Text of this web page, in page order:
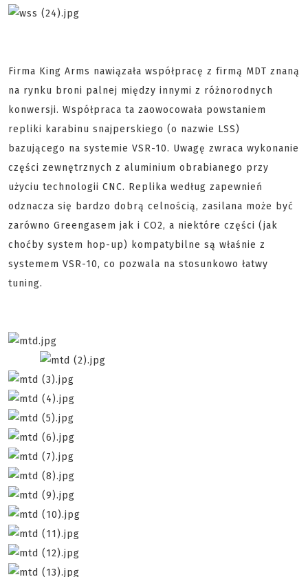
Firma King Arms nawiązała współpracę z firmą MDT znaną
na rynku broni palnej między innymi z różnorodnych
konwersji. Współpraca ta zaowocowała powstaniem
repliki karabinu snajperskiego (o nazwie LSS)
bazującego na systemie VSR-10. Uwagę zwraca wykonanie
części zewnętrznych z aluminium obrabianego przy
użyciu technologii CNC. Replika według zapewnień
odznacza się bardzo dobrą celnością, zasilana może być
zarówno Greengasem jak i CO2, a niektóre części (jak
choćby system hop-up) kompatybilne są właśnie z
systemem VSR-10, co pozwala na stosunkowo łatwy
tuning.